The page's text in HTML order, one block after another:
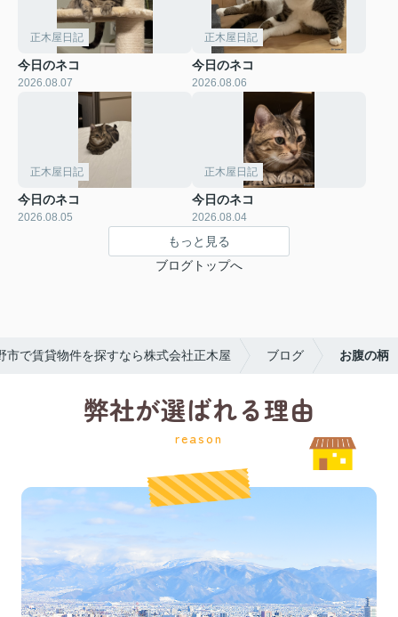
正木屋日記
今日のネコ
2026.08.07
正木屋日記
今日のネコ
2026.08.06
正木屋日記
今日のネコ
2026.08.05
正木屋日記
今日のネコ
2026.08.04
もっと見る
ブログトップへ
市で賃貸物件を探すなら株式会社正木屋 ブログ お腹の柄
弊社が選ばれる理由
reason